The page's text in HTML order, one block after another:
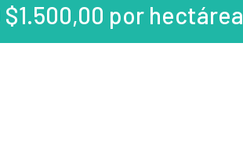
$1.500,00 por hectárea